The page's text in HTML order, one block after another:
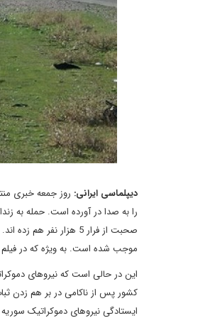
دیپلماسی ایرانی: روز جمعه خبری
صحبت از فرار 5 هزار
موجب شده است. به ویژه که در
این در حالی است که نیروهای
کشور پس از ناکامی در بر هم زدن
ایستادگی نیروهای دموکراتیک